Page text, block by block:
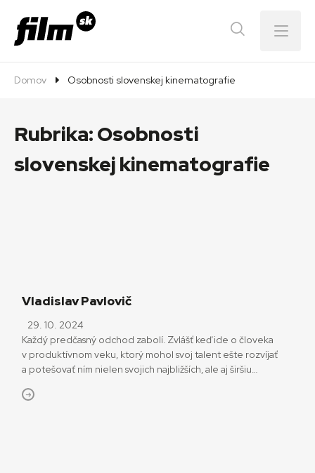
Menu
Domov Osobnosti slovenskej kinematografie
Rubrika:Osobnosti
slovenskej kinematografie
Vladislav Pavlovič
29. 10. 2024
Každý predčasný odchod zabolí. Zvlášť keď ide o človeka
v produktívnom veku, ktorý mohol svoj talent ešte rozvíjať
a potešovať ním nielen svojich najbližších, ale aj širšiu
Pavlovič sa narodil pred sto rokmi, 25. októbra 1924. Počas